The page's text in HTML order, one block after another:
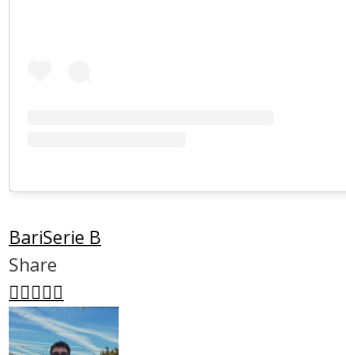
BariSerie B
Share
Facebook
Twitter
LinkedIn
Pinterest
Stumbleupon